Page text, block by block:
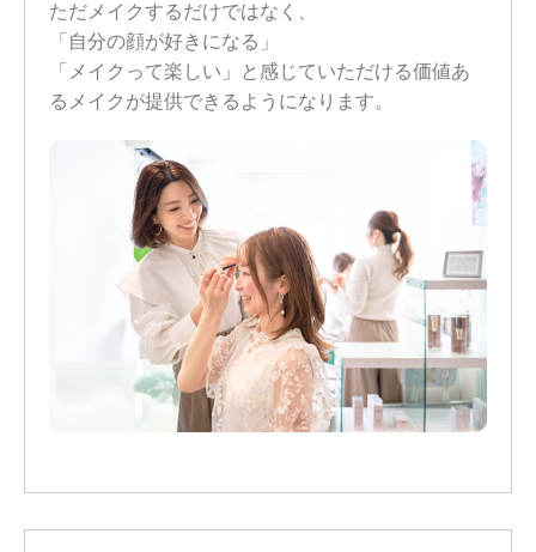
ただメイクするだけではなく、
「自分の顔が好きになる」
「メイクって楽しい」と感じていただける価値あ
るメイクが提供できるようになります。